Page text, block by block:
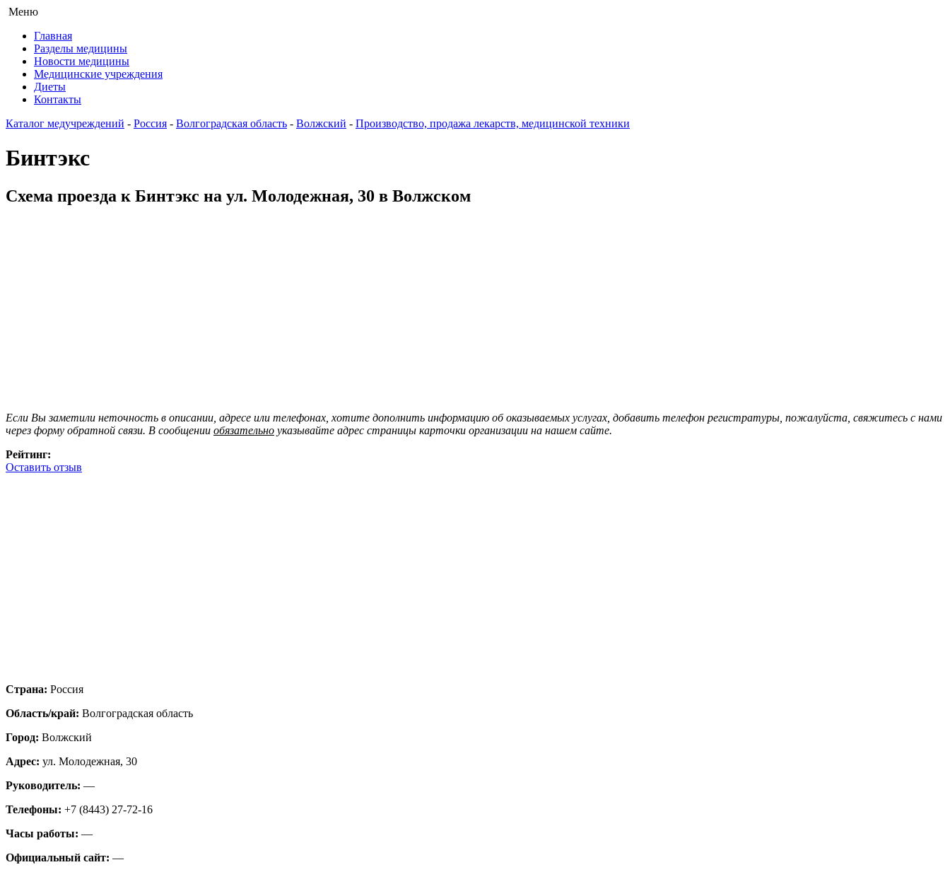
Меню
Главная
Разделы медицины
Новости медицины
Медицинские учреждения
Диеты
Контакты
Каталог медучреждений - Россия - Волгоградская область - Волжский - Производство, продажа лекарств, медицинской техники
Бинтэкс
Схема проезда к Бинтэкс на ул. Молодежная, 30 в Волжском
Если Вы заметили неточность в описании, адресе или телефонах, хотите дополнить информацию об оказываемых услугах, добавить телефон регистратуры, пожалуйста, свяжитесь с нами
через форму обратной связи. В сообщении обязательно указывайте адрес страницы карточки организации на нашем сайте.
Рейтинг:
Оставить отзыв
Страна: Россия
Область/край: Волгоградская область
Город: Волжский
Адрес: ул. Молодежная, 30
Руководитель: —
Телефоны: +7 (8443) 27-72-16
Часы работы: —
Официальный сайт: —